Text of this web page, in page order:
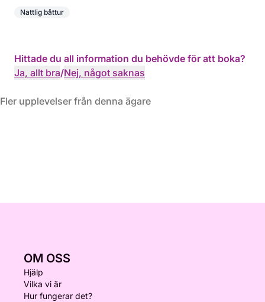
Nattlig båttur
Hittade du all information du behövde för att boka?
Ja, allt bra/Nej, något saknas
Fler upplevelser från denna ägare
OM OSS
Hjälp
Vilka vi är
Hur fungerar det?